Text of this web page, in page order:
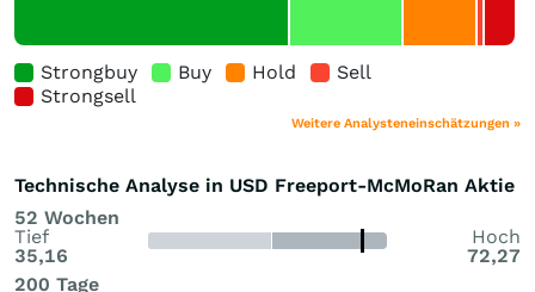
Strongbuy Buy Hold
Sell
Strongsell
Weitere Analysteneinschätzungen »
Technische Analyse in USD Freeport-McMoRan Aktie
52 Wochen
Tief
35,16
Hoch
72,27
200 Tage